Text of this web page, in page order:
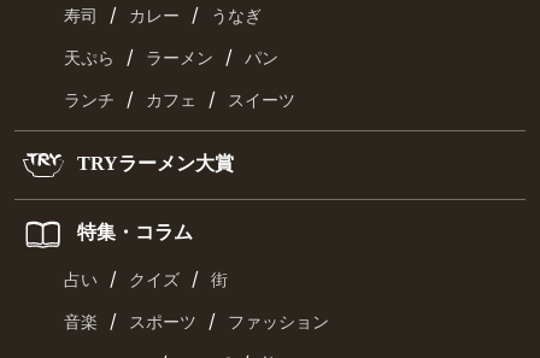
寿司 / カレー / うなぎ
天ぷら / ラーメン / パン
ランチ / カフェ / スイーツ
TRYラーメン大賞
特集・コラム
占い / クイズ / 街
音楽 / スポーツ / ファッション